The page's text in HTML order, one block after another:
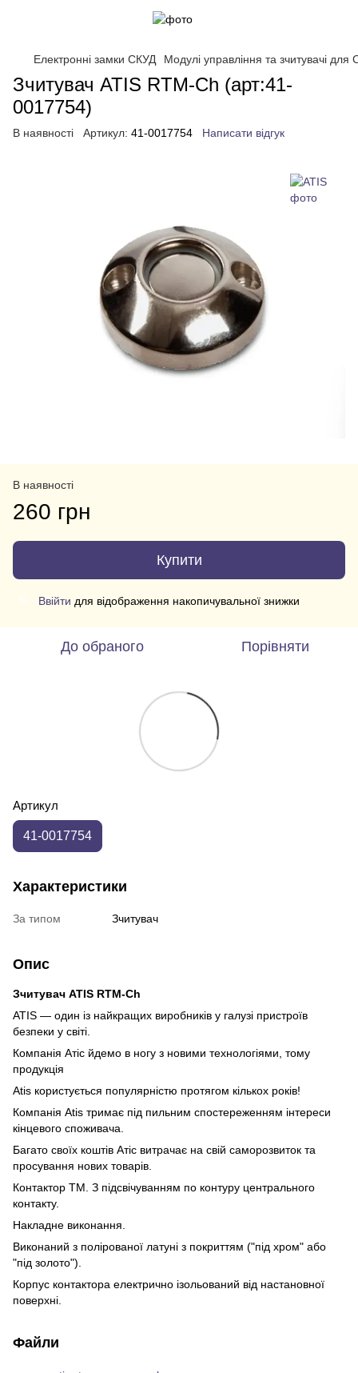
Електронні замки СКУД Модулі управління та зчитувачі для
Зчитувач ATIS RTM-Ch (арт:41-
0017754)
В наявності Артикул: 41-0017754 Написати відгук
В наявності
260 грн
Купити
Ввійти для відображення накопичувальної знижки
До обраного Порівняти
Артикул
41-0017754
Характеристики
За типом Зчитувач
Опис
Зчитувач ATIS RTM-Ch
ATIS — один із найкращих виробників у галузі пристроїв
безпеки у світі.
Компанія Атіс йдемо в ногу з новими технологіями, тому
продукція
Atis користується популярністю протягом кількох років!
Компанія Atis тримає під пильним спостереженням інтереси
кінцевого споживача.
Багато своїх коштів Атіс витрачає на свій саморозвиток та
просування нових товарів.
Контактор ТМ. З підсвічуванням по контуру центрального
контакту.
Накладне виконання.
Виконаний з полірованої латуні з покриттям ("під хром" або
"під золото").
Корпус контактора електрично ізольований від настановної
поверхні.
Файли